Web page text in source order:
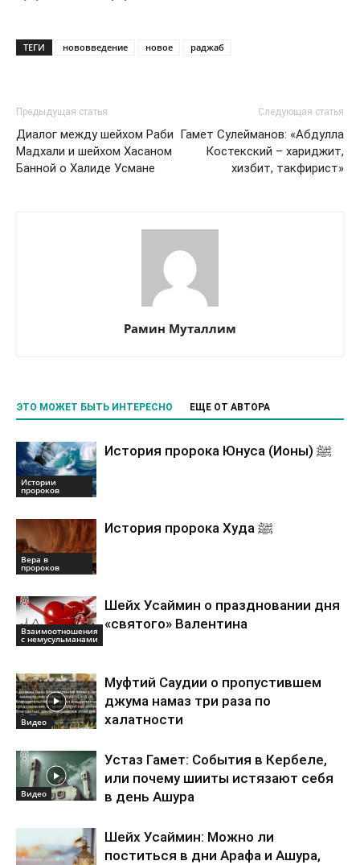
ТЕГИ нововведение новое раджаб
Предыдущая статья
Диалог между шейхом Раби
Мадхали и шейхом Хасаном
Банной о Халиде Усмане
Следующая статья
Гамет Сулейманов: «Абдулла
Костекский – хариджит,
хизбит, такфирист»
Рамин Муталлим
ЭТО МОЖЕТ БЫТЬ ИНТЕРЕСНО ЕЩЕ ОТ АВТОРА
Истории
пророков
История пророка Юнуса (Ионы) ﷺ
Вера в
пророков
История пророка Худа ﷺ
Взаимоотношения
с немусульманами
Шейх Усаймин о праздновании дня
«святого» Валентина
Видео
Муфтий Саудии о пропустившем
джума намаз три раза по
халатности
Видео
Устаз Гамет: События в Кербеле,
или почему шииты истязают себя
в день Ашура
Шейх Усаймин: Можно ли
поститься в дни Арафа и Ашура,